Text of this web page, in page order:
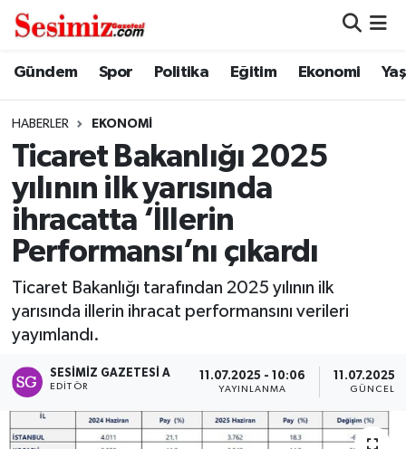
Gündem Spor Politika Eğitim Ekonomi
HABERLER EKONOMI
Ticaret Bakanlığı 2025
yılının ilk yarısında
ihracatta ‘İllerin
Performansı’nı çıkardı
Ticaret Bakanlığı tarafından 2025 yılının ilk
yarısında illerin ihracat performansını verileri
yayımlandı.
SESIMIZ GAZETESI A
EDITÖR
11.07.2025 - 10:06
YAYINLANMA
11.07.2025
Dünya
Ekonomi
Gündem
Politika
Sağlık
Spor
Nöbetçi Eczaneler
Namaz Vakitleri
Trafik Durumu
Süper Lig Puan Durumu ve Fikstür
Tüm Manşetler
Son Dakika Haberleri
Haber Arşivi